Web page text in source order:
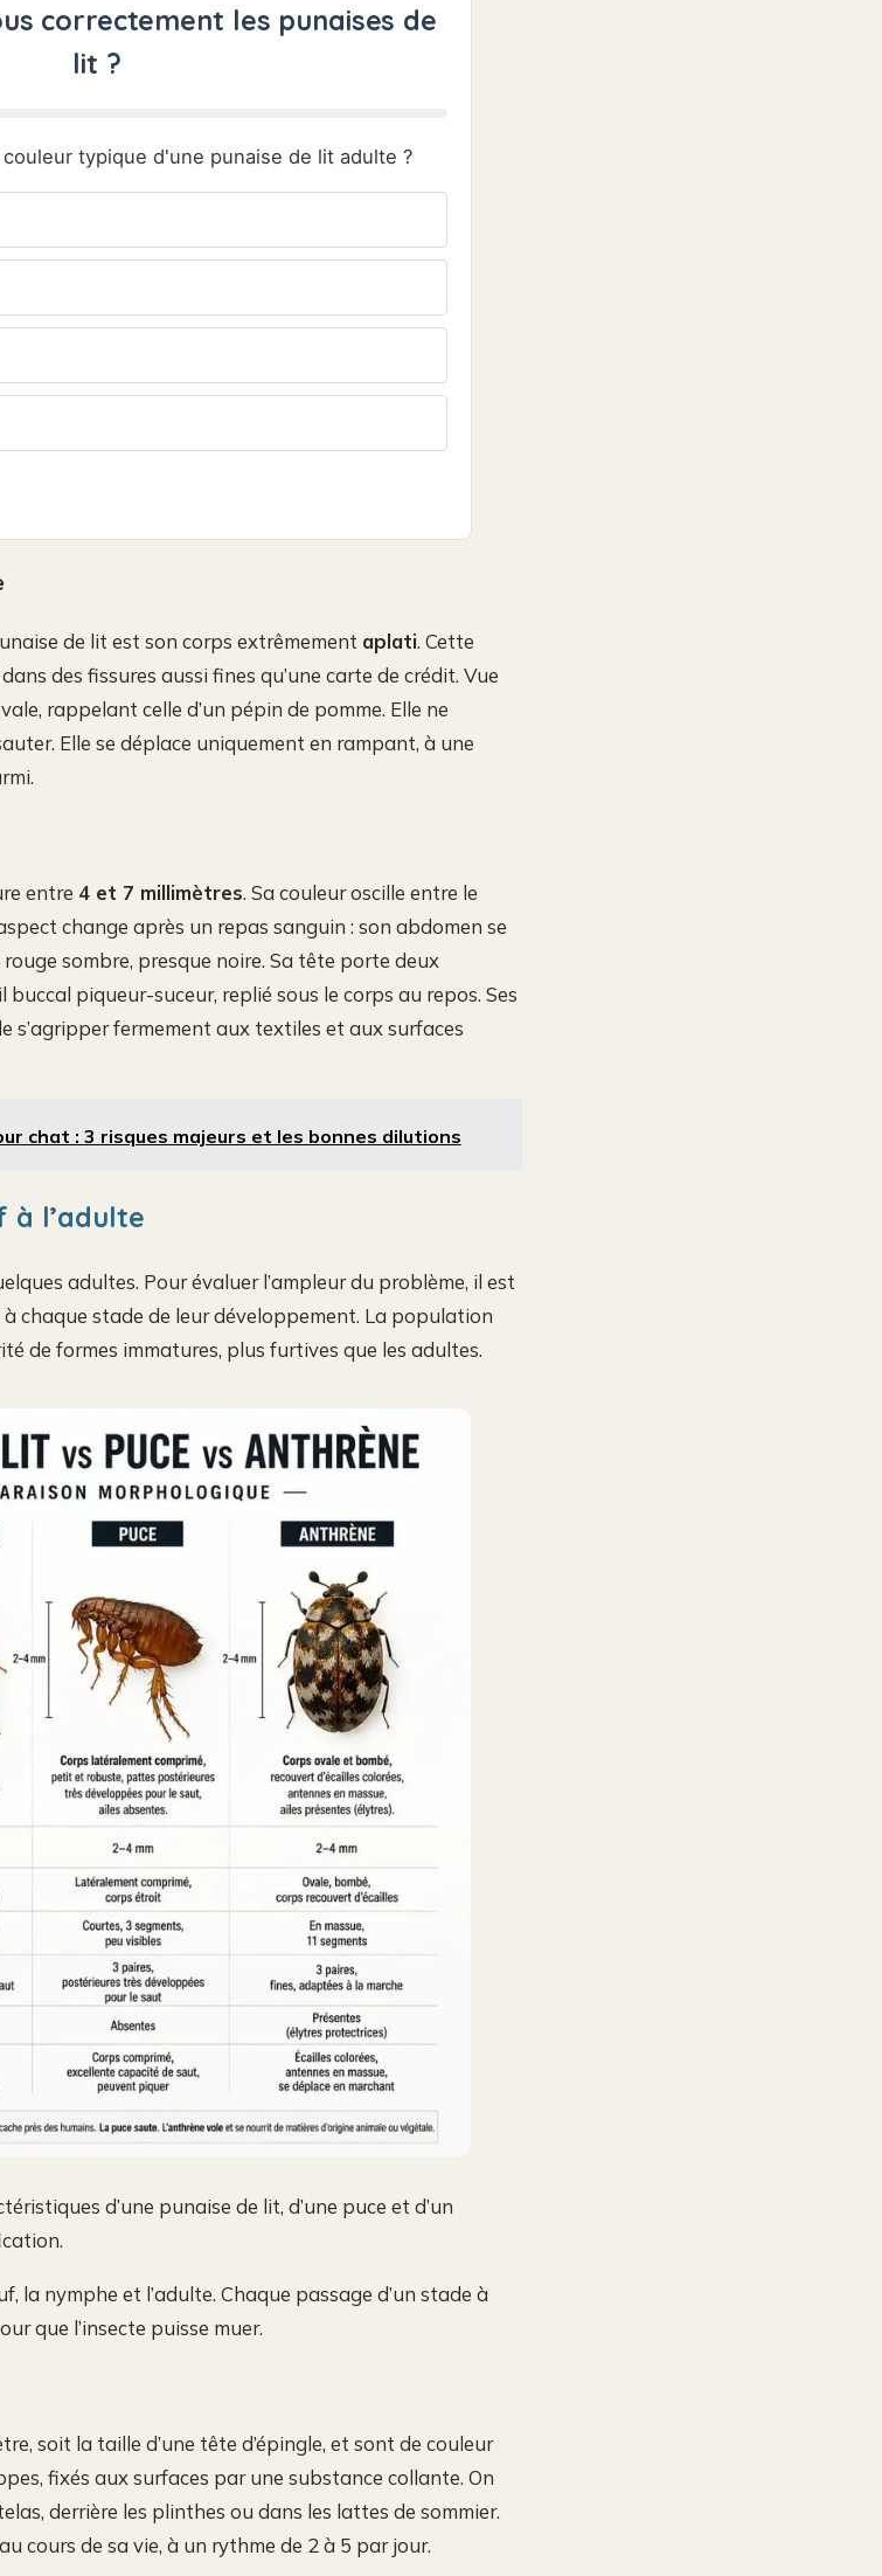
correctement les punaises de
lit ?
typique d'une punaise de lit adulte ?
de lit est son corps extrêmement aplati. Cette
des fissures aussi fines qu’une carte de crédit. Vue
rappelant celle d’un pépin de pomme. Elle ne
Elle se déplace uniquement en rampant, à une
entre 4 et 7 millimètres. Sa couleur oscille entre le
change après un repas sanguin : son abdomen se
sombre, presque noire. Sa tête porte deux
piqueur-suceur, replié sous le corps au repos. Ses
fermement aux textiles et aux surfaces
chat : 3 risques majeurs et les bonnes dilutions
à l’adulte
adultes. Pour évaluer l’ampleur du problème, il est
à chaque stade de leur développement. La population
de formes immatures, plus furtives que les adultes.
d’une punaise de lit, d’une puce et d’un
la nymphe et l’adulte. Chaque passage d’un stade à
que l’insecte puisse muer.
soit la taille d’une tête d’épingle, et sont de couleur
fixés aux surfaces par une substance collante. On
derrière les plinthes ou dans les lattes de sommier.
cours de sa vie, à un rythme de 2 à 5 par jour.